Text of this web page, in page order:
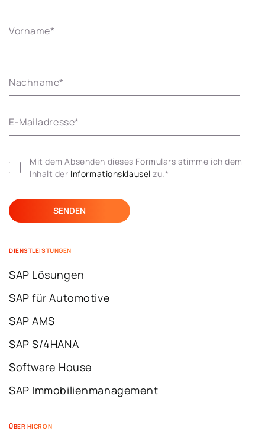
Vorname*
Nachname*
E-Mailadresse*
Mit dem Absenden dieses Formulars stimme ich dem
Inhalt der Informationsklausel zu.*
DIENSTLEISTUNGEN
SAP Lösungen
SAP für Automotive
SAP AMS
SAP S/4HANA
Software House
SAP Immobilienmanagement
ÜBER HICRON